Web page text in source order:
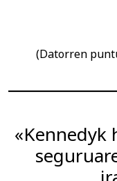
(Datorren
«Kennedyk